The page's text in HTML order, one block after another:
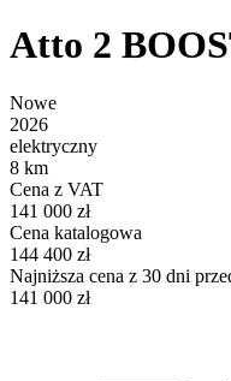
Atto 2
Nowe
2026
elektryczny
8 km
Cena z VAT
141 000 zł
Cena katalogowa
144 400 zł
Najniższa cena z 30 dni
141 000 zł